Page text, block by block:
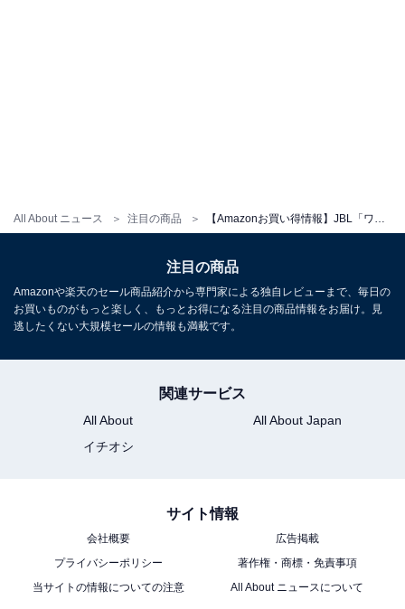
All About ニュース 注目の商品
注目の商品
Amazonや楽天のセール商品紹介から専門家による独自レビューまで、毎日の
お買いものがもっと楽しく、もっとお得になる注目の商品情報をお届け。見
逃したくない大規模セールの情報も満載です。
関連サービス
All About
All About Japan
イチオシ
サイト情報
会社概要
広告掲載
プライバシーポリシー
著作権・商標・免責事項
当サイトの情報についての注意
All About ニュースについて